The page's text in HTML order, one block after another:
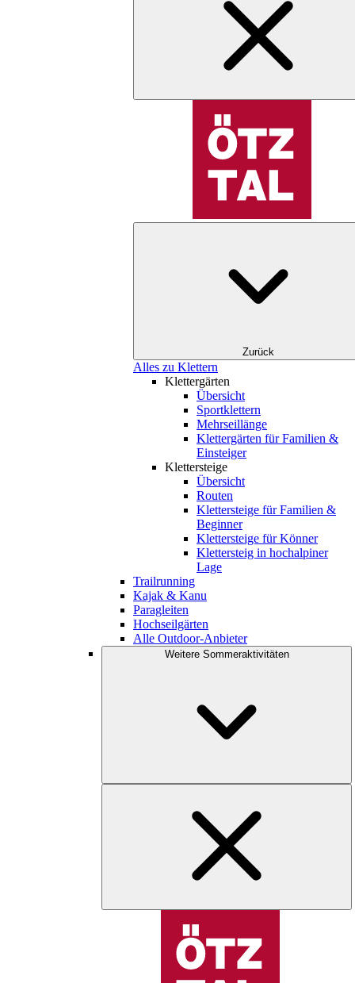
Zurück
Alles zu Klettern
Klettergärten
Übersicht
Sportklettern
Mehrseillänge
Klettergärten für Familien &
Einsteiger
Klettersteige
Übersicht
Routen
Klettersteige für Familien &
Beginner
Klettersteige für Könner
Klettersteig in hochalpiner
Lage
Trailrunning
Kajak & Kanu
Paragleiten
Hochseilgärten
Alle Outdoor-Anbieter
Weitere Sommeraktivitäten